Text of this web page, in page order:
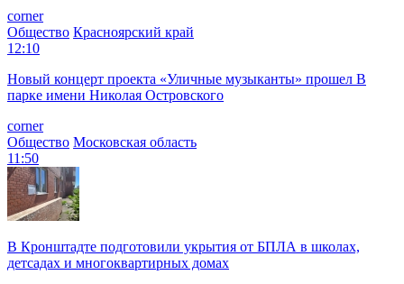
corner
Общество Красноярский край
12:10
Новый концерт проекта «Уличные музыканты» прошел В
парке имени Николая Островского
corner
Общество Московская область
11:50
В Кронштадте подготовили укрытия от БПЛА в школах,
детсадах и многоквартирных домах